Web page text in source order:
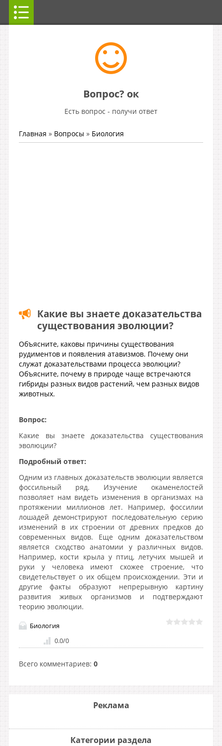
Вопрос? ок
Есть вопрос - получи ответ
Главная » Вопросы » Биология
Какие вы знаете доказательства
существования эволюции?
Объясните, каковы причины существования
рудиментов и появления атавизмов. Почему они
служат доказательствами процесса эволюции?
Объясните, почему в природе чаще встречаются
гибриды разных видов растений, чем разных видов
животных.
Вопрос:
Какие вы знаете доказательства существования
эволюции?
Подробный ответ:
Одним из главных доказательств эволюции является
фоссильный ряд. Изучение окаменелостей
позволяет нам видеть изменения в организмах на
протяжении миллионов лет. Например, фоссилии
лошадей демонстрируют последовательную серию
изменений в их строении от древних предков до
современных видов. Еще одним доказательством
является сходство анатомии у различных видов.
Например, кости крыла у птиц, летучих мышей и
руки у человека имеют схожее строение, что
свидетельствует о их общем происхождении. Эти и
другие факты образуют непрерывную картину
развития живых организмов и подтверждают
теорию эволюции.
Биология
0.0/0
Всего комментариев: 0
Реклама
Категории раздела